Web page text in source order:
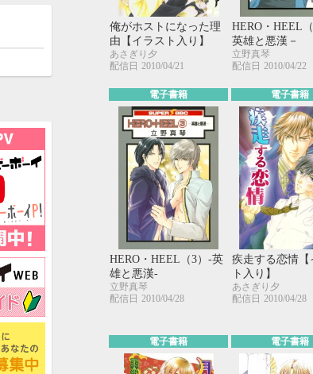
俺がホストになった理
由【イラスト入り】
あさぎり夕
配信日 2010/04/21
HERO・HEEL
英雄と悪漢－
立野真琴
配信日 2010/04/22
電子書籍
HERO・HEEL（3）-英
雄と悪漢-
立野真琴
配信日 2010/04/28
電子書籍
疾走する恋情【
ト入り】
あさぎり夕
配信日 2010/04/28
電子書籍 電子書籍